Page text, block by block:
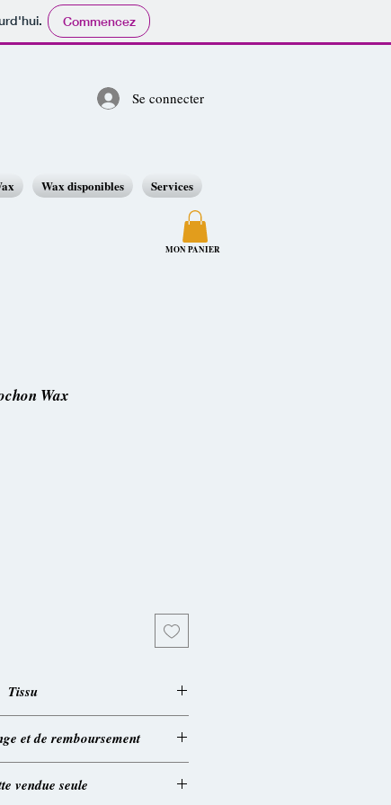
Commencez
Se connecter
Wax disponibles Services
MON PANIER
Wax
Tissu
confection: France
et de remboursement
vendue seule